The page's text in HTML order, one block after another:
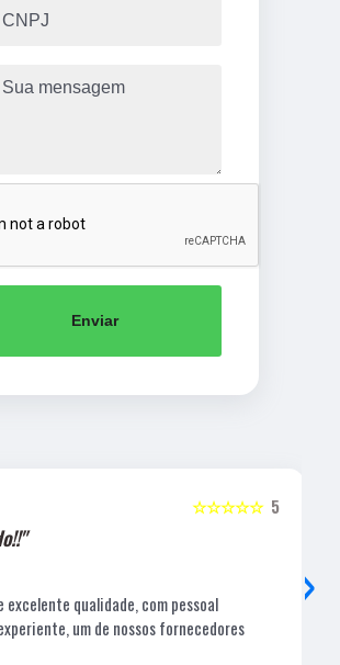
Enviar
5
☆☆☆☆☆
excelente qualidade, com pessoal
um de nossos fornecedores
›